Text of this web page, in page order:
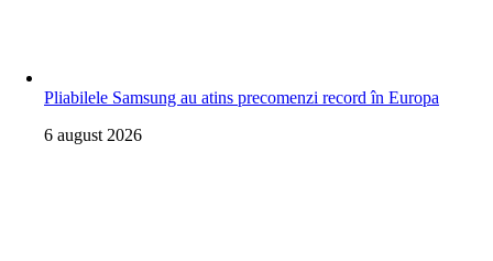
Pliabilele Samsung au atins precomenzi record în Europa
6 august 2026